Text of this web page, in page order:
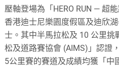
壓軸登場為「HERO RUN — 超
香港迪士尼樂園度假區及迪欣
士。其中半馬拉松及 10 公里挑
松及道路賽協會 (AIMS)」認證
5公里賽的賽道及成績均獲「中